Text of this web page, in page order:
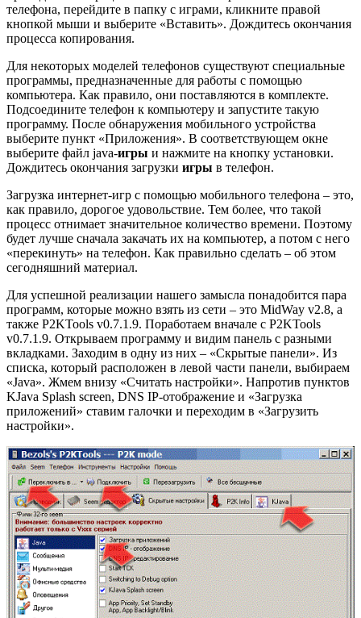
телефона, перейдите в папку с играми, кликните правой
кнопкой мыши и выберите «Вставить». Дождитесь окончания
процесса копирования.
Для некоторых моделей телефонов существуют специальные
программы, предназначенные для работы с помощью
компьютера. Как правило, они поставляются в комплекте.
Подсоедините телефон к компьютеру и запустите такую
программу. После обнаружения мобильного устройства
выберите пункт «Приложения». В соответствующем окне
выберите файл java-игры и нажмите на кнопку установки.
Дождитесь окончания загрузки игры в телефон.
Загрузка интернет-игр с помощью мобильного телефона – это,
как правило, дорогое удовольствие. Тем более, что такой
процесс отнимает значительное количество времени. Поэтому
будет лучше сначала закачать их на компьютер, а потом с него
«перекинуть» на телефон. Как правильно сделать – об этом
сегодняшний материал.
Для успешной реализации нашего замысла понадобится пара
программ, которые можно взять из сети – это MidWay v2.8, а
также P2KTools v0.7.1.9. Поработаем вначале с P2KTools
v0.7.1.9. Открываем программу и видим панель с разными
вкладками. Заходим в одну из них – «Скрытые панели». Из
списка, который расположен в левой части панели, выбираем
«Java». Жмем внизу «Считать настройки». Напротив пунктов
KJava Splash screen, DNS IP-отображение и «Загрузка
приложений» ставим галочки и переходим в «Загрузить
настройки».